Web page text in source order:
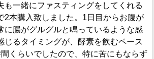
も一緒にファスティングをしてくれる
2本購入致しました。1日目からお腹が
に腸がグルグルと鳴っているような感
じるタイミングが、酵素を飲むペース
くらいでしたので、特に苦にもならず